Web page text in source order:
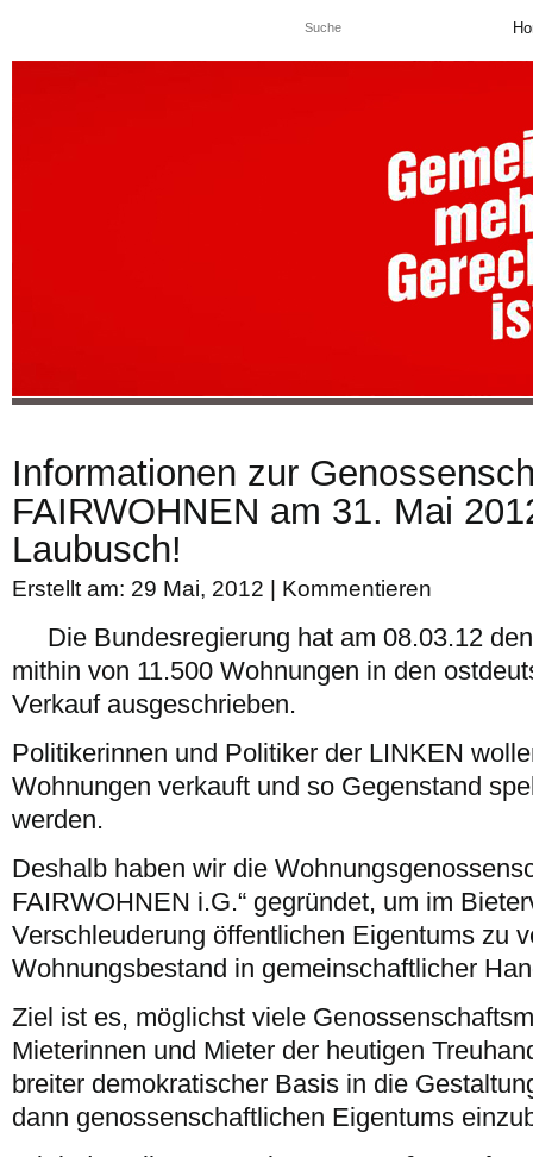
Informationen zur
FAIRWOHNEN am 31. Mai
Laubusch!
Erstellt am: 29 Mai, 2012 | Kommentieren
Die Bundesregierung hat am 08.03.12
mithin von 11.500 Wohnungen in den
Verkauf ausgeschrieben.
Politikerinnen und Politiker der LINKEN
Wohnungen verkauft und so Gegenstand
werden.
Deshalb haben wir die
FAIRWOHNEN i.G.“ gegründet, um im
Verschleuderung öffentlichen Eigentums zu
Wohnungsbestand in gemeinschaftlicher
Ziel ist es, möglichst viele
Mieterinnen und Mieter der heutigen
breiter demokratischer Basis in die
dann genossenschaftlichen Eigentums